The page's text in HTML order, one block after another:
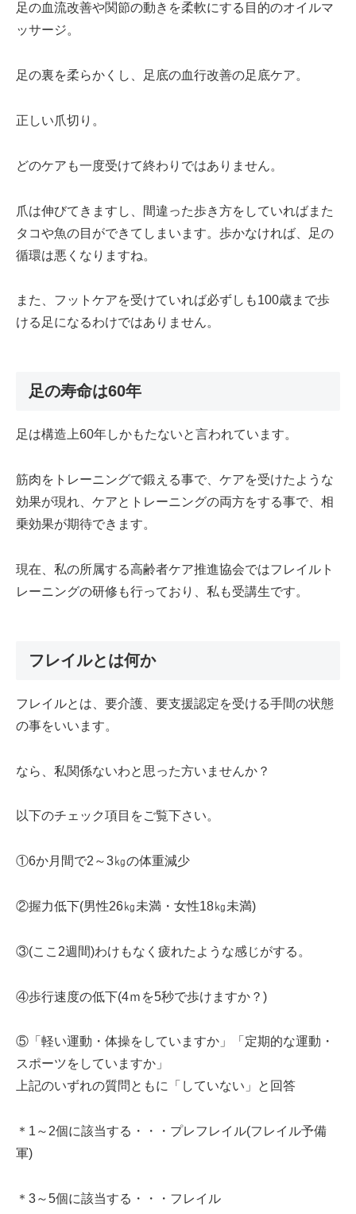
足の血流改善や関節の動きを柔軟にする目的のオイルマ
ッサージ。
足の裏を柔らかくし、足底の血行改善の足底ケア。
正しい爪切り。
どのケアも一度受けて終わりではありません。
爪は伸びてきますし、間違った歩き方をしていればまた
タコや魚の目ができてしまいます。歩かなければ、足の
循環は悪くなりますね。
また、フットケアを受けていれば必ずしも100歳まで歩
ける足になるわけではありません。
足の寿命は60年
足は構造上60年しかもたないと言われています。
筋肉をトレーニングで鍛える事で、ケアを受けたような
効果が現れ、ケアとトレーニングの両方をする事で、相
乗効果が期待できます。
現在、私の所属する高齢者ケア推進協会ではフレイルト
レーニングの研修も行っており、私も受講生です。
フレイルとは何か
フレイルとは、要介護、要支援認定を受ける手間の状態
の事をいいます。
なら、私関係ないわと思った方いませんか？
以下のチェック項目をご覧下さい。
①6か月間で2～3㎏の体重減少
②握力低下(男性26㎏未満・女性18㎏未満)
③(ここ2週間)わけもなく疲れたような感じがする。
④歩行速度の低下(4ｍを5秒で歩けますか？)
⑤「軽い運動・体操をしていますか」「定期的な運動・
スポーツをしていますか」
上記のいずれの質問ともに「していない」と回答
＊1～2個に該当する・・・プレフレイル(フレイル予備
軍)
＊3～5個に該当する・・・フレイル